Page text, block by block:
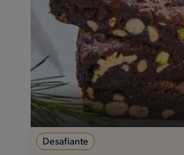
Desafiante